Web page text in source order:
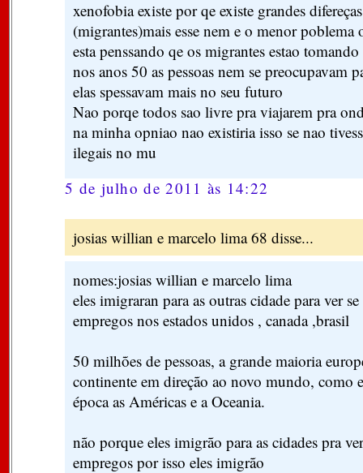
xenofobia existe por qe existe grandes
(migrantes)mais esse nem e o menor poblema
esta penssando qe os migrantes estao
nos anos 50 as pessoas nem se preocupavam
elas spessavam mais no seu futuro
Nao porqe todos sao livre pra viajarem pra
na minha opniao nao existiria isso se nao
ilegais no mu
5 de julho de 2011 às 14:22
josias willian e marcelo lima 68 disse...
nomes:josias willian e marcelo lima
eles imigraran para as outras cidade para ver
empregos nos estados unidos , canada ,brasil
50 milhões de pessoas, a grande maioria
continente em direção ao novo mundo, como
época as Américas e a Oceania.
não porque eles imigrão para as cidades pra
empregos por isso eles imigrão